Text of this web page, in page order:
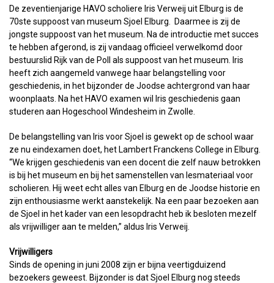
De zeventienjarige HAVO scholiere Iris Verweij uit Elburg is de
70ste suppoost van museum Sjoel Elburg. Daarmee is zij de
jongste suppoost van het museum. Na de introductie met succes
te hebben afgerond, is zij vandaag officieel verwelkomd door
bestuurslid Rijk van de Poll als suppoost van het museum. Iris
heeft zich aangemeld vanwege haar belangstelling voor
geschiedenis, in het bijzonder de Joodse achtergrond van haar
woonplaats. Na het HAVO examen wil Iris geschiedenis gaan
studeren aan Hogeschool Windesheim in Zwolle.
De belangstelling van Iris voor Sjoel is gewekt op de school waar
ze nu eindexamen doet, het Lambert Franckens College in Elburg.
“We krijgen geschiedenis van een docent die zelf nauw betrokken
is bij het museum en bij het samenstellen van lesmateriaal voor
scholieren. Hij weet echt alles van Elburg en de Joodse historie en
zijn enthousiasme werkt aanstekelijk. Na een paar bezoeken aan
de Sjoel in het kader van een lesopdracht heb ik besloten mezelf
als vrijwilliger aan te melden,” aldus Iris Verweij.
Vrijwilligers
Sinds de opening in juni 2008 zijn er bijna veertigduizend
bezoekers geweest. Bijzonder is dat Sjoel Elburg nog steeds